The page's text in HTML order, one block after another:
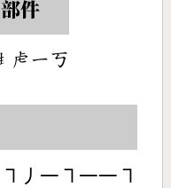
部件
丿一㇕一一㇕